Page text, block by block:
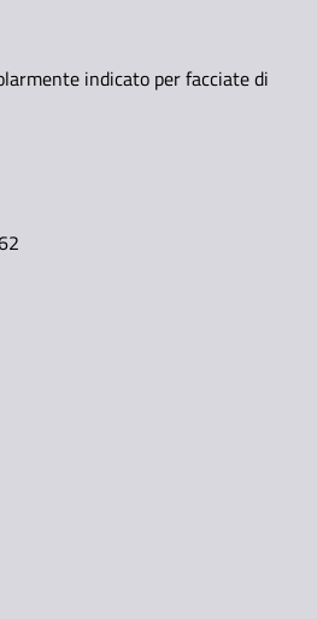
indicato per facciate di